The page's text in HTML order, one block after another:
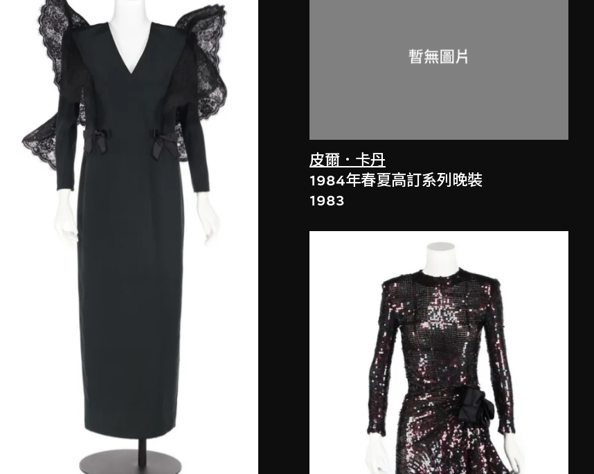
皮爾．卡丹
1984年春夏高訂系列晚裝
1983